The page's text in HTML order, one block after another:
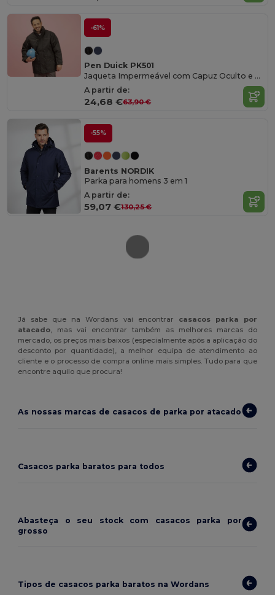
-61%
Pen Duick PK501
Jaqueta Impermeável com Capuz Oculto e Refletivos
A partir de:
24,68 €63,90 €
-55%
Barents NORDIK
Parka para homens 3 em 1
A partir de:
59,07 €130,25 €
Já sabe que na Wordans vai encontrar casacos parka por
atacado, mas vai encontrar também as melhores marcas do
mercado, os preços mais baixos (especialmente após a aplicação do
desconto por quantidade), a melhor equipa de atendimento ao
cliente e o processo de compra online mais simples. Tudo para que
encontre aquilo que procura!
As nossas marcas de casacos de parka por atacado
Casacos parka baratos para todos
Abasteça o seu stock com casacos parka por
grosso
Tipos de casacos parka baratos na Wordans